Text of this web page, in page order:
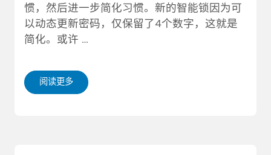
惯，然后进一步简化习惯。新的智能锁因为可
以动态更新密码，仅保留了4个数字，这就是
简化。或许 …
阅读更多